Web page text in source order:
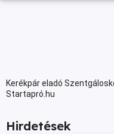
Kerékpár eladó
Startapró.hu
Hirdetések